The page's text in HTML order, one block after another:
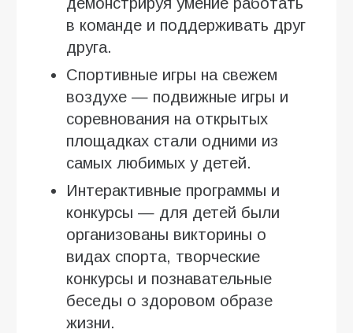
в команде и поддерживать друг
друга.
Спортивные игры на свежем
воздухе — подвижные игры и
соревнования на открытых
площадках стали одними из
самых любимых у детей.
Интерактивные программы и
конкурсы — для детей были
организованы викторины о
видах спорта, творческие
конкурсы и познавательные
беседы о здоровом образе
жизни.